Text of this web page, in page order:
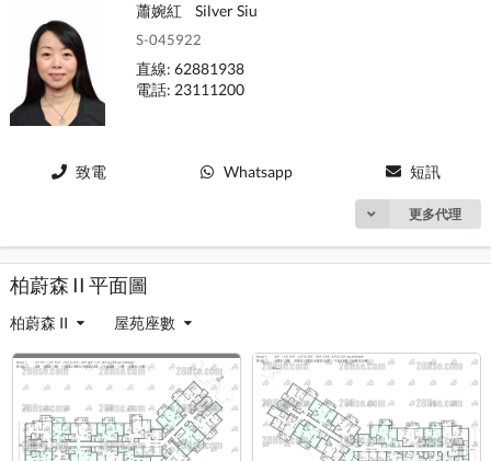
蕭婉紅 Silver Siu
S-045922
直線: 62881938
電話: 23111200
致電 Whatsapp 短訊
更多代理
柏蔚森 II 平面圖
柏蔚森 II 屋苑座數